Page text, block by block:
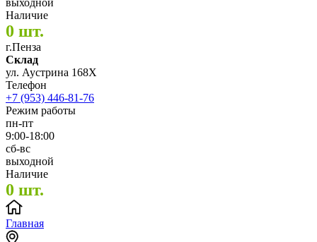
выходной
Наличие
0 шт.
г.Пенза
Склад
ул. Аустрина 168Х
Телефон
+7 (953) 446-81-76
Режим работы
пн-пт
9:00-18:00
сб-вс
выходной
Наличие
0 шт.
Главная